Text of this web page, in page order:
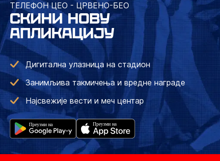
ТЕЛЕФОН ЦЕО - ЦРВЕНО-БЕО
СКИНИ НОВУ
АПЛИКАЦИЈУ
Дигитална улазница на стадион
Занимљива такмичења и вредне награде
Најсвежије вести и меч центар